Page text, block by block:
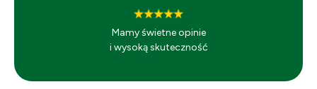
Mamy świetne opinie
i wysoką skuteczność